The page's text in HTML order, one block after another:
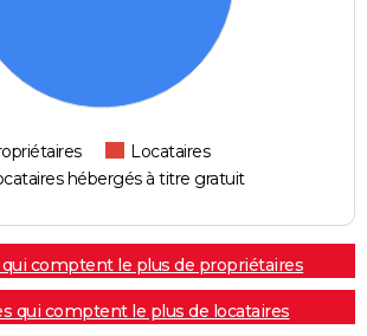
Locataires
hébergés à titre gratuit
qui comptent le plus de propriétaires
qui comptent le plus de locataires